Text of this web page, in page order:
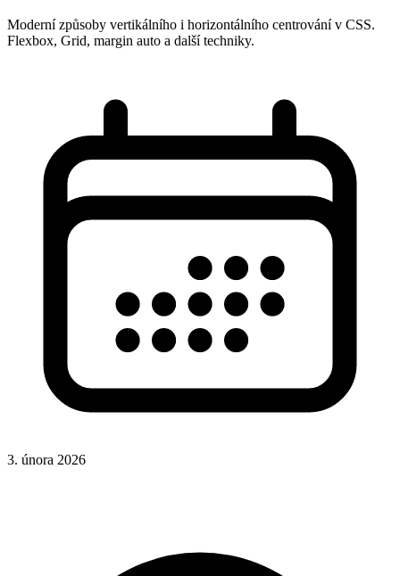
Moderní způsoby vertikálního i horizontálního centrování v CSS.
Flexbox, Grid, margin auto a další techniky.
3. února 2026